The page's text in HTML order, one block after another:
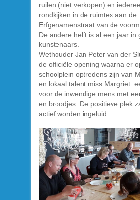
ruilen (niet verkopen) en
rondkijken in de ruimtes aan de
Erfgenamenstraat van de
De andere helft is al een jaar in
kunstenaars.
Wethouder Jan Peter van der
de officiële opening waarna er
schoolplein optredens zijn van
en lokaal talent miss Margriet.
voor de inwendige mens met
en broodjes. De positieve plek
actief worden ingeluid.